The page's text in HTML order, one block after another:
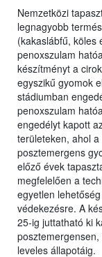
Nemzetközi
legnagyobb
(kakaslábfű, köles
penoxszulam
készítményt a
egyszikű gyomok
stádiumban
penoxszulam
engedélyt kapott
területeken, ahol
posztemergens
előző évek
megfelelően a
egyetlen
védekezésre. A
25-ig juttatható ki
leveles állapotáig.